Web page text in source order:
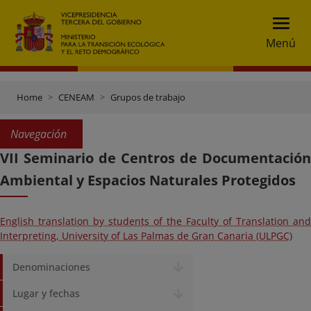
Menú
Home CENEAM Grupos de trabajo
Navegación
VII Seminario de Centros de Documentación
Ambiental y Espacios Naturales Protegidos
English translation by students of the Faculty of Translation and
Interpreting, University of Las Palmas de Gran Canaria (ULPGC)
Denominaciones
Lugar y fechas